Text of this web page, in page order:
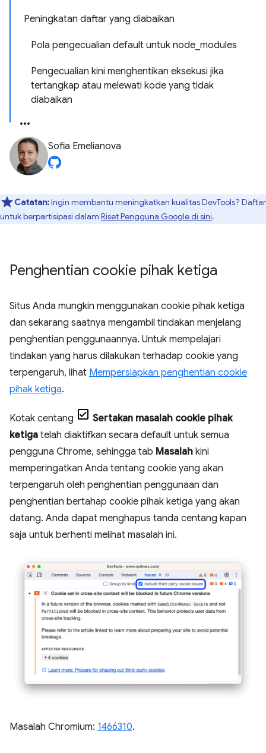
Peningkatan daftar yang diabaikan
Pola pengecualian default untuk node_modules
Pengecualian kini menghentikan eksekusi jika
tertangkap atau melewati kode yang tidak
diabaikan
Sofia Emelianova
Catatan:Ingin membantu meningkatkan kualitas DevTools? Daftar
untuk berpartisipasi dalam Riset Pengguna Google di sini.
Penghentian cookie pihak ketiga
Situs Anda mungkin menggunakan cookie pihak ketiga
dan sekarang saatnya mengambil tindakan menjelang
penghentian penggunaannya. Untuk mempelajari
tindakan yang harus dilakukan terhadap cookie yang
terpengaruh, lihat Mempersiapkan penghentian cookie
pihak ketiga.
Kotak centang
Sertakan masalah cookie pihak
ketiga telah diaktifkan secara default untuk semua
pengguna Chrome, sehingga tab Masalah kini
memperingatkan Anda tentang cookie yang akan
terpengaruh oleh penghentian penggunaan dan
penghentian bertahap cookie pihak ketiga yang akan
datang. Anda dapat menghapus tanda centang kapan
saja untuk berhenti melihat masalah ini.
Masalah Chromium: 1466310.